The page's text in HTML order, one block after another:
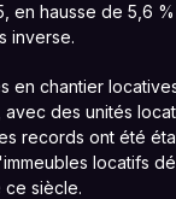
en hausse de 5,6
inverse.
en chantier
des unités
records ont été
locatifs
siècle.